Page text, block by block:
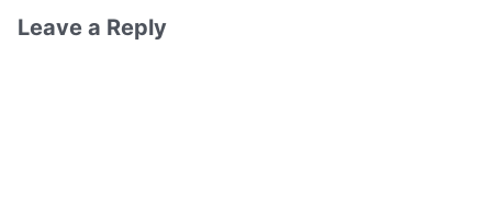
Leave a Reply